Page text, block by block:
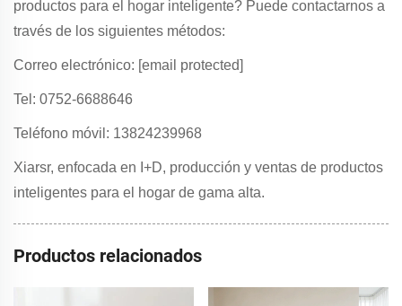
productos para el hogar inteligente? Puede contactarnos a
través de los siguientes métodos:
Correo electrónico: [email protected]
Tel: 0752-6688646
Teléfono móvil: 13824239968
Xiarsr, enfocada en I+D, producción y ventas de productos
inteligentes para el hogar de gama alta.
Productos relacionados